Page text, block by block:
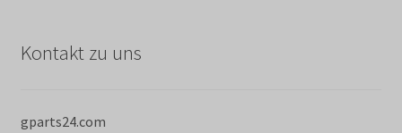
Kontakt zu uns
gparts24.com